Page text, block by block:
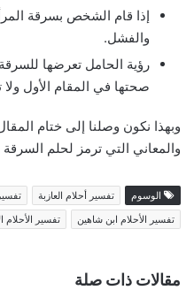
إذا قام الشخص بسرقة
والفشل.
رؤية الحامل تعرضها
صحتها في المقام الأول ولا
وبهذا نكون وصلنا إلى ختام
والمعاني التي ترمز لحلم
الوسوم تفسير أحلام العازبة
تفسير الأحلام ابن شاهين
تفسير الأحلام
مقالات ذات صلة